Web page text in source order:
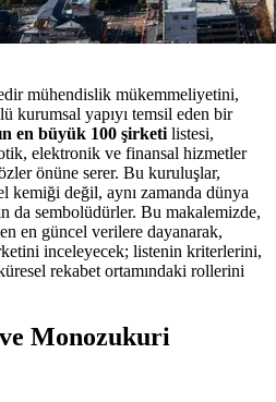
mühendislik mükemmeliyetini,
kurumsal yapıyı temsil eden bir
en büyük 100 şirketilistesi,
elektronik ve finansal hizmetler
önüne serer. Bu kuruluşlar,
kemiği değil, aynı zamanda dünya
da sembolüdürler. Bu makalemizde,
en güncel verilere dayanarak,
inceleyecek; listenin kriterlerini,
rekabet ortamındaki rollerini
Monozukuri